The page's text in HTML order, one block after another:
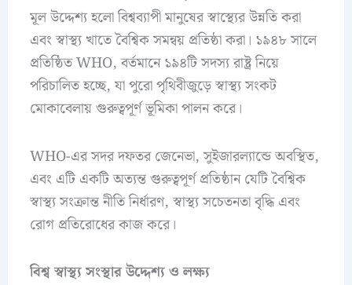
মূল উদ্দেশ্য হলো বিশ্বব্যাপী মানুষের স্বাস্থ্যের উন্নতি করা
এবং স্বাস্থ্য খাতে বৈশ্বিক সমন্বয় প্রতিষ্ঠা করা। ১৯৪৮ সালে
প্রতিষ্ঠিত WHO, বর্তমানে ১৯৪টি সদস্য রাষ্ট্র নিয়ে
পরিচালিত হচ্ছে, যা পুরো পৃথিবীজুড়ে স্বাস্থ্য সংকট
মোকাবেলায় গুরুত্বপূর্ণ ভূমিকা পালন করে।
WHO-এর সদর দফতর জেনেভা, সুইজারল্যান্ডে অবস্থিত,
এবং এটি একটি অত্যন্ত গুরুত্বপূর্ণ প্রতিষ্ঠান যেটি বৈশ্বিক
স্বাস্থ্য সংক্রান্ত নীতি নির্ধারণ, স্বাস্থ্য সচেতনতা বৃদ্ধি এবং
রোগ প্রতিরোধের কাজ করে।
বিশ্ব স্বাস্থ্য সংস্থার উদ্দেশ্য ও লক্ষ্য